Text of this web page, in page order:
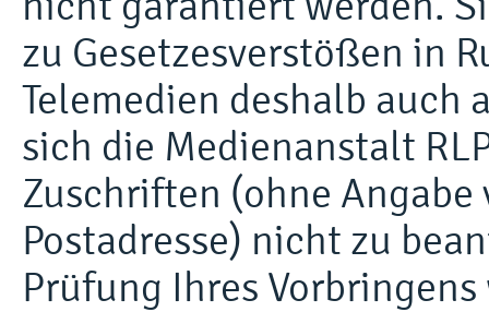
zu Gesetzesverstößen in
Telemedien deshalb auch
sich die Medienanstalt
Zuschriften (ohne
Postadresse) nicht zu
Prüfung Ihres